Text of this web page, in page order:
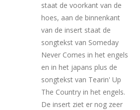
staat de voorkant van de
hoes, aan de binnenkant
van de insert staat de
songtekst van Someday
Never Comes in het engels
en in het japans plus de
songtekst van Tearin' Up
The Country in het engels.
De insert ziet er nog zeer